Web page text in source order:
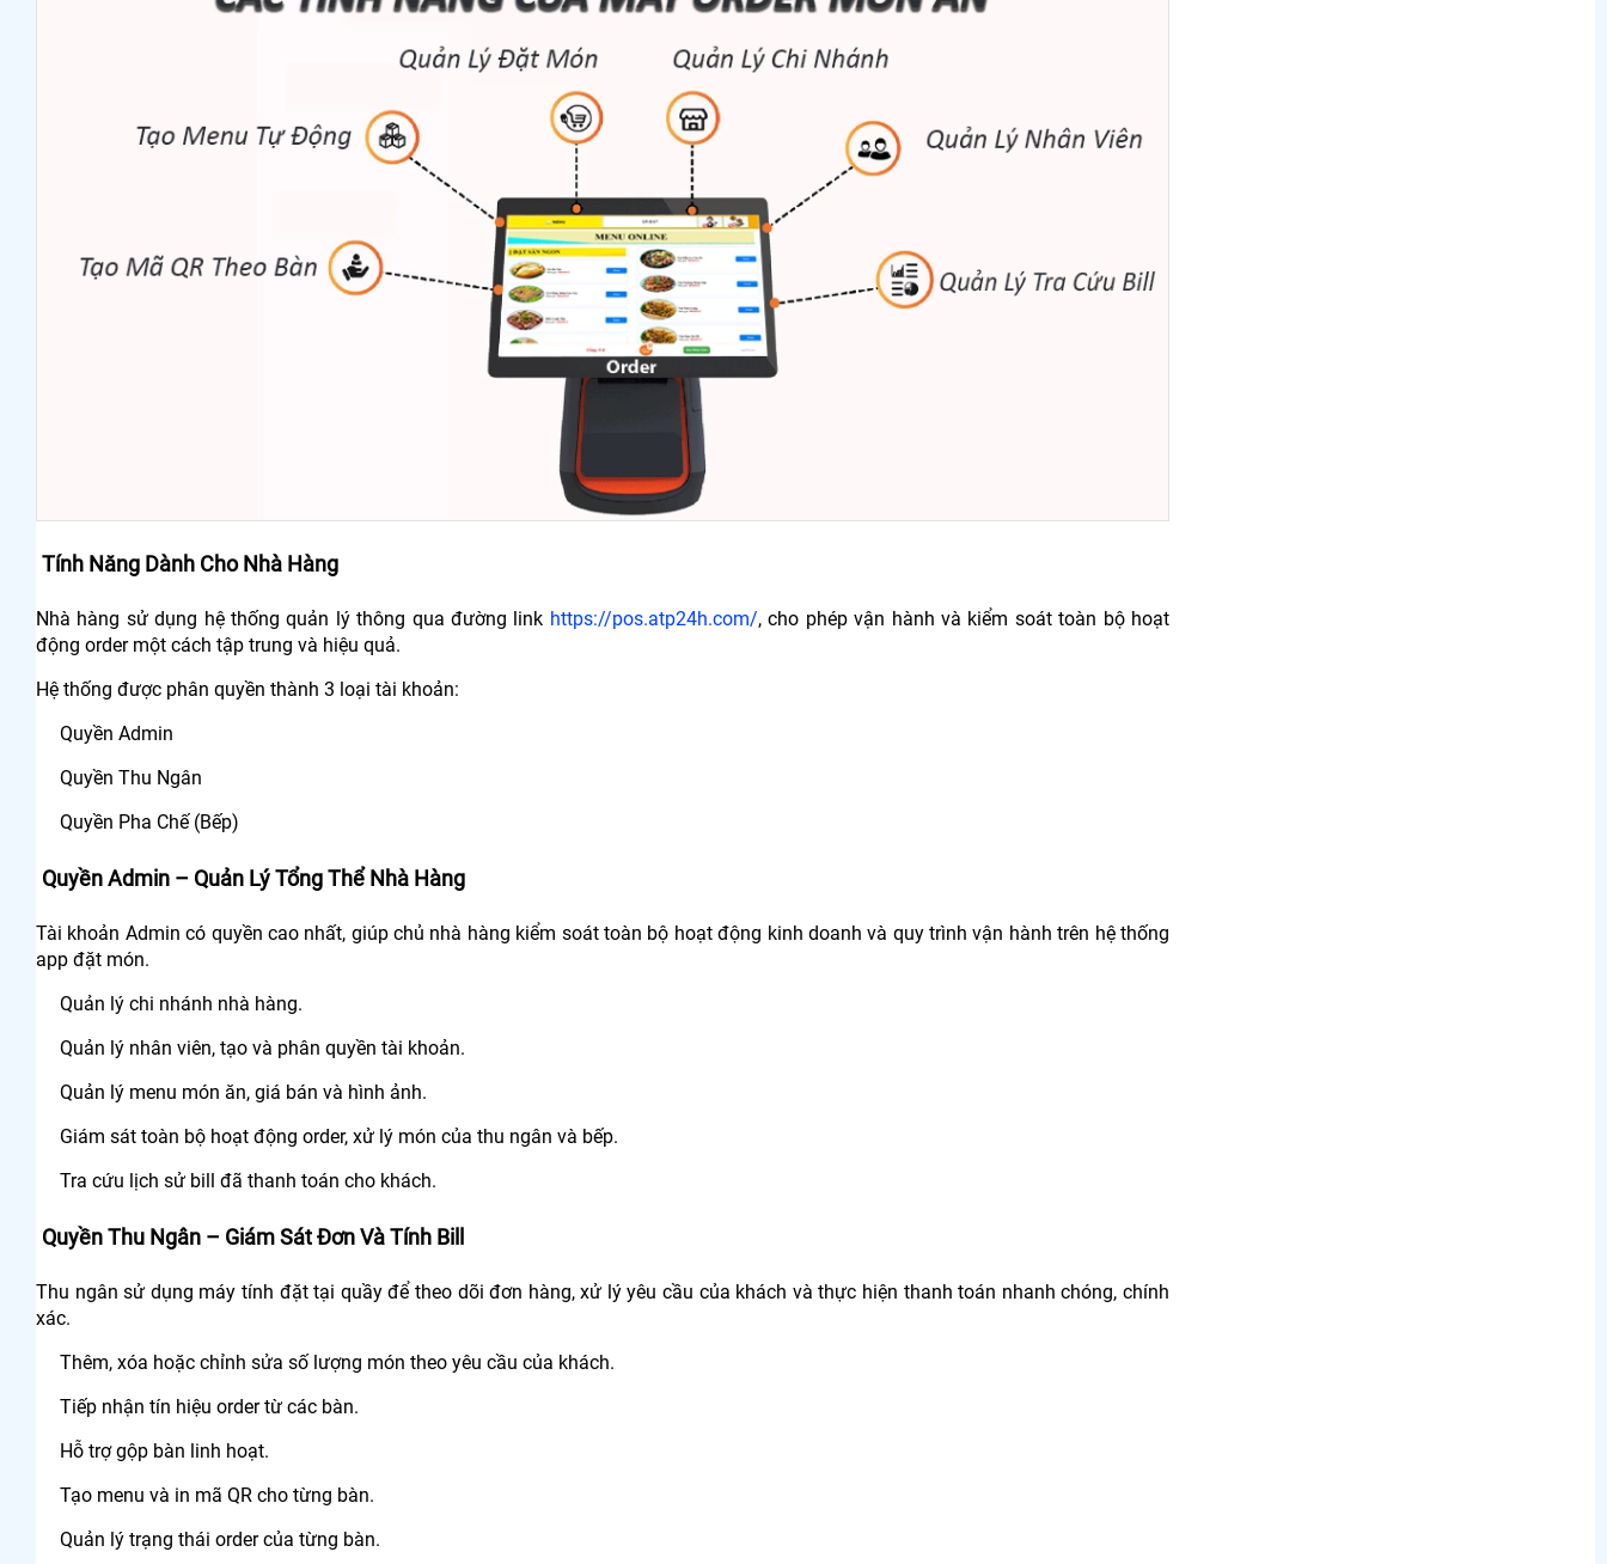
Tính Năng Dành Cho Nhà Hàng
Nhà hàng sử dụng hệ thống quản lý thông qua đường link https://pos.atp24h.com/, cho phép vận hành và kiểm soát toàn bộ hoạt
động order một cách tập trung và hiệu quả.
Hệ thống được phân quyền thành 3 loại tài khoản:
Quyền Admin
Quyền Thu Ngân
Quyền Pha Chế (Bếp)
Quyền Admin – Quản Lý Tổng Thể Nhà Hàng
Tài khoản Admin có quyền cao nhất, giúp chủ nhà hàng kiểm soát toàn bộ hoạt động kinh doanh và quy trình vận hành trên hệ thống
app đặt món.
Quản lý chi nhánh nhà hàng.
Quản lý nhân viên, tạo và phân quyền tài khoản.
Quản lý menu món ăn, giá bán và hình ảnh.
Giám sát toàn bộ hoạt động order, xử lý món của thu ngân và bếp.
Tra cứu lịch sử bill đã thanh toán cho khách.
Quyền Thu Ngân – Giám Sát Đơn Và Tính Bill
Thu ngân sử dụng máy tính đặt tại quầy để theo dõi đơn hàng, xử lý yêu cầu của khách và thực hiện thanh toán nhanh chóng, chính
xác.
Thêm, xóa hoặc chỉnh sửa số lượng món theo yêu cầu của khách.
Tiếp nhận tín hiệu order từ các bàn.
Hỗ trợ gộp bàn linh hoạt.
Tạo menu và in mã QR cho từng bàn.
Quản lý trạng thái order của từng bàn.